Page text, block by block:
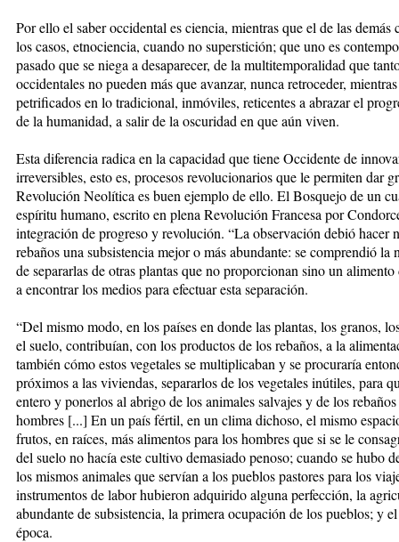
Por ello el saber occidental es ciencia, mientras que el de las
los casos, etnociencia, cuando no superstición; que uno es
pasado que se niega a desaparecer, de la multitemporalidad que
occidentales no pueden más que avanzar, nunca retroceder,
petrificados en lo tradicional, inmóviles, reticentes a abrazar el
de la humanidad, a salir de la oscuridad en que aún viven.
Esta diferencia radica en la capacidad que tiene Occidente de
irreversibles, esto es, procesos revolucionarios que le permiten dar
Revolución Neolítica es buen ejemplo de ello. El Bosquejo de un
espíritu humano, escrito en plena Revolución Francesa por
integración de progreso y revolución. “La observación debió hacer
rebaños una subsistencia mejor o más abundante: se comprendió
de separarlas de otras plantas que no proporcionan sino un
a encontrar los medios para efectuar esta separación.
“Del mismo modo, en los países en donde las plantas, los granos,
el suelo, contribuían, con los productos de los rebaños, a la
también cómo estos vegetales se multiplicaban y se procuraría
próximos a las viviendas, separarlos de los vegetales inútiles, para
entero y ponerlos al abrigo de los animales salvajes y de los
hombres [...] En un país fértil, en un clima dichoso, el mismo
frutos, en raíces, más alimentos para los hombres que si se le
del suelo no hacía este cultivo demasiado penoso; cuando se hubo
los mismos animales que servían a los pueblos pastores para los
instrumentos de labor hubieron adquirido alguna perfección, la
abundante de subsistencia, la primera ocupación de los pueblos; y
época.